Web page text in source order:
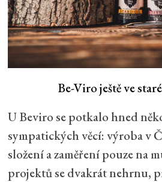
Be-Viro ještě ve
U Beviro se potkalo hned
sympatických věcí: výroba v
složení a zaměření pouze na
projektů se dvakrát nehrnu,